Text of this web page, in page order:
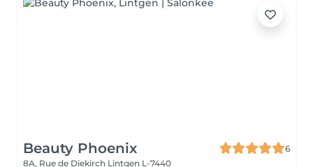
Beauty Phoenix
6
8A, Rue de Diekirch Lintgen L-7440